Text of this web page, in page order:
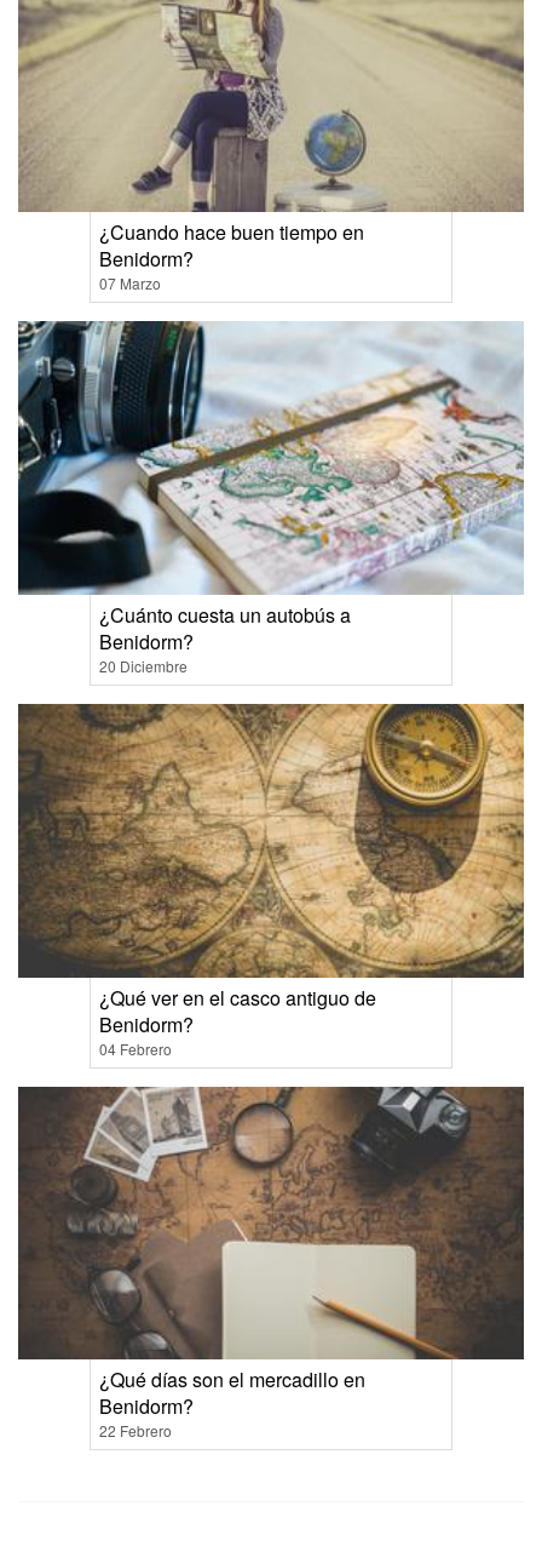
¿Cuando hace buen tiempo en
Benidorm?
07 Marzo
¿Cuánto cuesta un autobús a
Benidorm?
20 Diciembre
¿Qué ver en el casco antiguo de
Benidorm?
04 Febrero
¿Qué días son el mercadillo en
Benidorm?
22 Febrero